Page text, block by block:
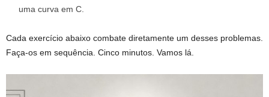
uma curva em C.
Cada exercício abaixo combate diretamente um desses problemas.
Faça-os em sequência. Cinco minutos. Vamos lá.